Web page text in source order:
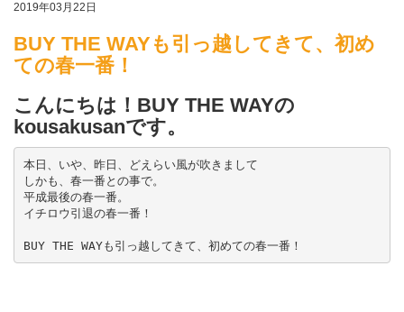
2019年03月22日
BUY THE WAYも引っ越してきて、初め
ての春一番！
こんにちは！BUY THE WAYの
kousakusanです。
本日、いや、昨日、どえらい風が吹きまして
しかも、春一番との事で。
平成最後の春一番。
イチロウ引退の春一番！
BUY THE WAYも引っ越してきて、初めての春一番！